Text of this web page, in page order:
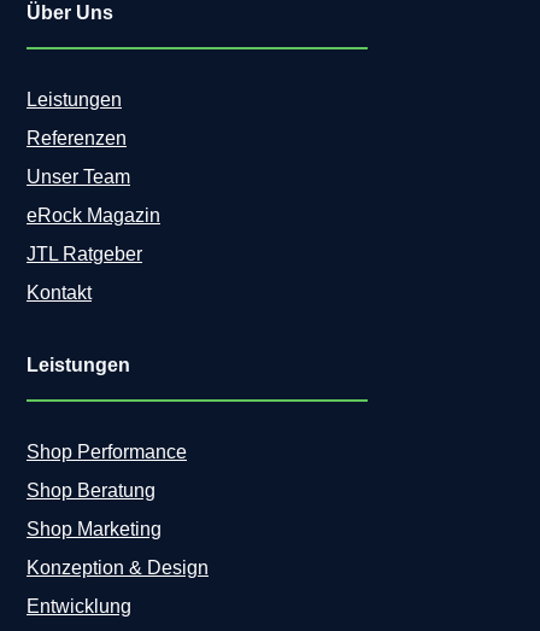
Über Uns
Leistungen
Referenzen
Unser Team
eRock Magazin
JTL Ratgeber
Kontakt
Leistungen
Shop Performance
Shop Beratung
Shop Marketing
Konzeption & Design
Entwicklung